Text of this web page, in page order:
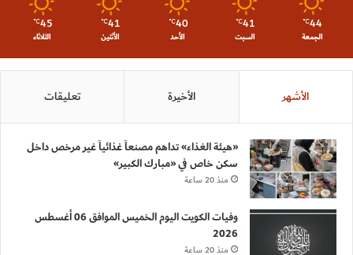
44
℃
الجمعة
41
℃
السبت
40
℃
الأحد
41
℃
الأثنين
45
℃
الثلاثاء
الأشهر الأخيرة تعليقات
«هيئة الغذاء» تداهم مصنعاً غذائياً غير مرخص داخل
سكن خاص في «مبارك الكبير»
منذ 20 ساعة
وفيات الكويت اليوم الخميس الموافق 06 أغسطس
2026
منذ 20 ساعة